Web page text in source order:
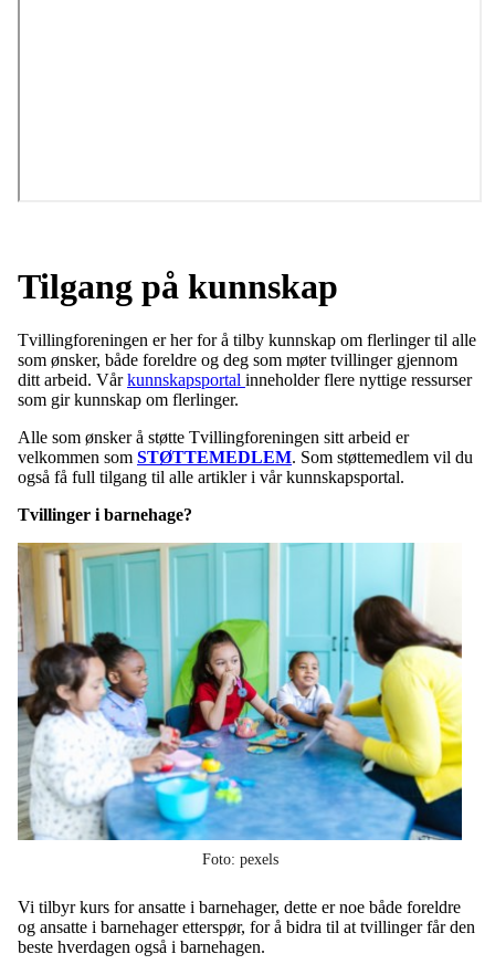
Tilgang på kunnskap
Tvillingforeningen er her for å tilby kunnskap om flerlinger til alle
som ønsker, både foreldre og deg som møter tvillinger gjennom
ditt arbeid. Vårkunnskapsportal inneholder flere nyttige ressurser
som gir kunnskap om flerlinger.
Alle som ønsker å støtte Tvillingforeningen sitt arbeid er
velkommen som STØTTEMEDLEM. Som støttemedlem vil du
også få full tilgang til alle artikler i vår kunnskapsportal.
Tvillinger i barnehage?
Foto: pexels
Vi tilbyr kurs for ansatte i barnehager, dette er noe både foreldre
og ansatte i barnehager etterspør, for å bidra til at tvillinger får den
beste hverdagen også i barnehagen.